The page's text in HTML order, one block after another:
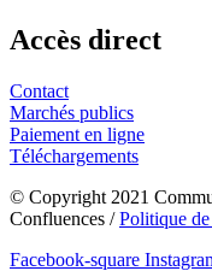
Accès direct
Contact
Marchés publics
Paiement en ligne
Téléchargements
© Copyright 2021
Confluences /Politique
Facebook-square